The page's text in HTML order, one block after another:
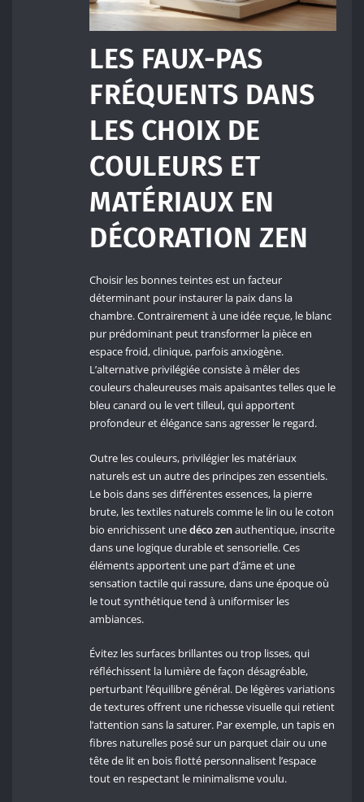
LES FAUX-PAS
FRÉQUENTS DANS
LES CHOIX DE
COULEURS ET
MATÉRIAUX EN
DÉCORATION ZEN
Choisir les bonnes teintes est un facteur
déterminant pour instaurer la paix dans la
chambre. Contrairement à une idée reçue, le blanc
pur prédominant peut transformer la pièce en
espace froid, clinique, parfois anxiogène.
L’alternative privilégiée consiste à mêler des
couleurs chaleureuses mais apaisantes telles que le
bleu canard ou le vert tilleul, qui apportent
profondeur et élégance sans agresser le regard.
Outre les couleurs, privilégier les matériaux
naturels est un autre des principes zen essentiels.
Le bois dans ses différentes essences, la pierre
brute, les textiles naturels comme le lin ou le coton
bio enrichissent unedéco zenauthentique, inscrite
dans une logique durable et sensorielle. Ces
éléments apportent une part d’âme et une
sensation tactile qui rassure, dans une époque où
le tout synthétique tend à uniformiser les
ambiances.
Évitez les surfaces brillantes ou trop lisses, qui
réfléchissent la lumière de façon désagréable,
perturbant l’équilibre général. De légères variations
de textures offrent une richesse visuelle qui retient
l’attention sans la saturer. Par exemple, un tapis en
fibres naturelles posé sur un parquet clair ou une
tête de lit en bois flotté personnalisent l’espace
tout en respectant le minimalisme voulu.